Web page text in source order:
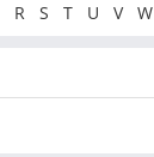
R S T U V W